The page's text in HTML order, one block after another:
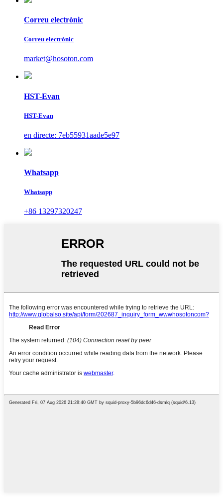
Correu electrònic
Correu electrònic
market@hosoton.com
HST-Evan
HST-Evan
en directe: 7eb55931aade5e97
Whatsapp
Whatsapp
+86 13297320247